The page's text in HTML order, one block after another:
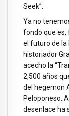
Seek”.
Ya no
fondo que es,
el futuro de la
historiador
acecho la
2,500 años
del hegemon
Peloponeso.
desenlace ha